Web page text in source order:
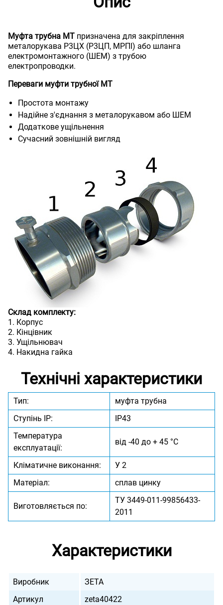
Муфта трубна MТ призначена для закріплення
металорукава Р3ЦХ (Р3ЦП, МРПІ) або шланга
електромонтажного (ШЕМ) з трубою
електропроводки.
Переваги муфти трубної МТ
Простота монтажу
Надійне з'єднання з металорукавом або ШЕМ
Додаткове ущільнення
Сучасний зовнішній вигляд
Склад комплекту:
1. Корпус
2. Кінцівник
3. Ущільнювач
4. Накидна гайка
Технічні характеристики
Тип:
муфта трубна
Ступінь IP:
IP43
Температура
експлуатації:
від -40 до + 45 °C
Кліматичне виконання:
У 2
Матеріал:
сплав цинку
Виготовляється по:
ТУ 3449-011-99856433-
2011
Характеристики
Виробник
ЗЕТА
Артикул
zeta40422